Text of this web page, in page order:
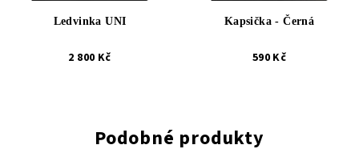
Ledvinka UNI
2 800 Kč
Kapsička - Černá
590 Kč
Podobné produkty